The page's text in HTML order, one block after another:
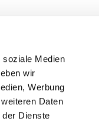
soziale Medien
wir
Werbung
Daten
Dienste